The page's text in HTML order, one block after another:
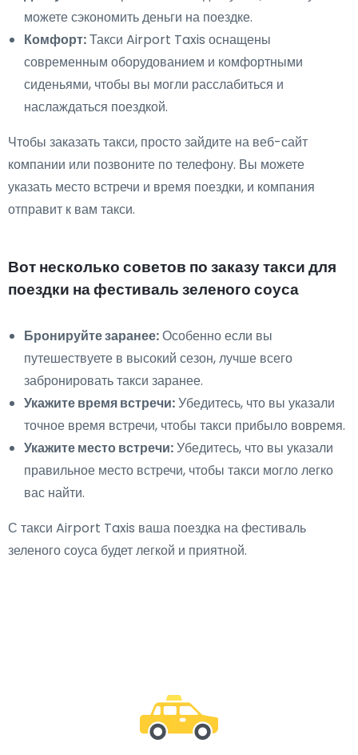
можете сэкономить деньги на поездке.
Комфорт:Такси Airport Taxis оснащены
современным оборудованием и комфортными
сиденьями, чтобы вы могли расслабиться и
наслаждаться поездкой.
Чтобы заказать такси, просто зайдите на веб-сайт
компании или позвоните по телефону. Вы можете
указать место встречи и время поездки, и компания
отправит к вам такси.
Вот несколько советов по заказу такси для
поездки на фестиваль зеленого соуса
Бронируйте заранее:Особенно если вы
путешествуете в высокий сезон, лучше всего
забронировать такси заранее.
Укажите время встречи:Убедитесь, что вы указали
точное время встречи, чтобы такси прибыло вовремя.
Укажите место встречи:Убедитесь, что вы указали
правильное место встречи, чтобы такси могло легко
вас найти.
С такси Airport Taxis ваша поездка на фестиваль
зеленого соуса будет легкой и приятной.